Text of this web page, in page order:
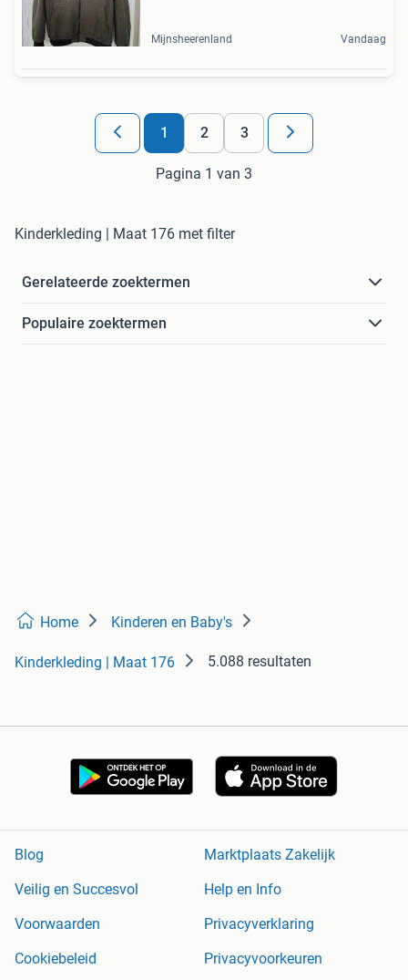
Mijnsheerenland Vandaag
1 2 3
Pagina 1 van 3
Kinderkleding | Maat 176 met filter
Gerelateerde zoektermen
Populaire zoektermen
Home Kinderen en Baby's
Kinderkleding | Maat 176 5.088 resultaten
Blog
Marktplaats Zakelijk
Veilig en Succesvol
Help en Info
Voorwaarden
Privacyverklaring
Cookiebeleid
Privacyvoorkeuren